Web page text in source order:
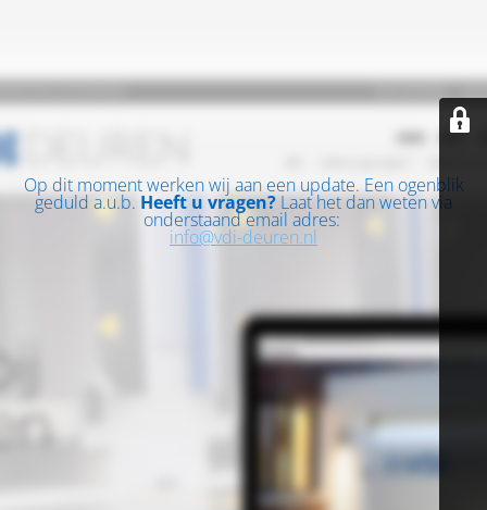
Op dit moment werken wij aan een update. Een ogenblik
geduld a.u.b. Heeft u vragen? Laat het dan weten via
onderstaand email adres:
info@vdi-deuren.nl